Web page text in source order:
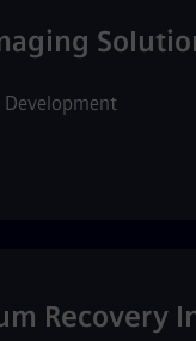
Development
Recovery